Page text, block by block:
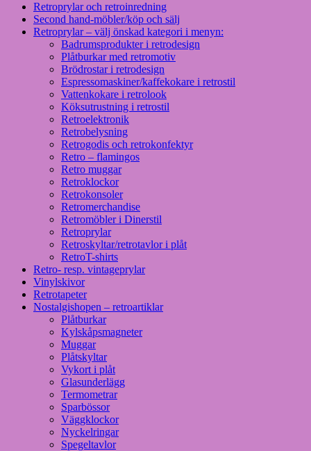
Retroprylar och retroinredning
Second hand-möbler/köp och sälj
Retroprylar – välj önskad kategori i menyn:
Badrumsprodukter i retrodesign
Plåtburkar med retromotiv
Brödrostar i retrodesign
Espressomaskiner/kaffekokare i retrostil
Vattenkokare i retrolook
Köksutrustning i retrostil
Retroelektronik
Retrobelysning
Retrogodis och retrokonfektyr
Retro – flamingos
Retro muggar
Retroklockor
Retrokonsoler
Retromerchandise
Retromöbler i Dinerstil
Retroprylar
Retroskyltar/retrotavlor i plåt
RetroT-shirts
Retro- resp. vintageprylar
Vinylskivor
Retrotapeter
Nostalgishopen – retroartiklar
Plåtburkar
Kylskåpsmagneter
Muggar
Plåtskyltar
Vykort i plåt
Glasunderlägg
Termometrar
Sparbössor
Väggklockor
Nyckelringar
Spegeltavlor